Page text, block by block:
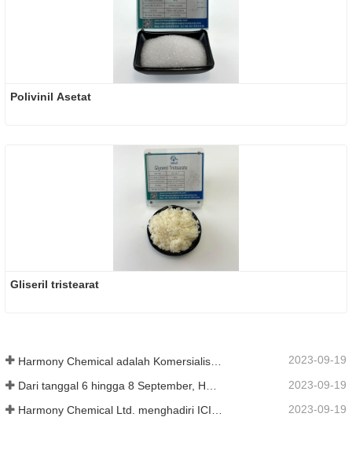
Polivinil Asetat
Gliseril tristearat
2023-09-19
2023-09-19
Harmony Chemical Ltd. menghadiri ICIF China 2019 yang diadakan pada tanggal 16 hingga 18 September 2019 di Shanghai, Tiongkok. 2023-09-19